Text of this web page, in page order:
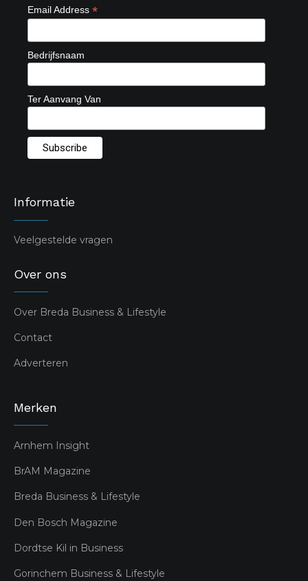
Email Address *
Bedrijfsnaam
Ter Aanvang Van
Informatie
Veelgestelde vragen
Over ons
Over Breda Business & Lifestyle
Contact
Adverteren
Merken
Arnhem Insight
BrAM Magazine
Breda Business & Lifestyle
Den Bosch Magazine
Dordtse Kil in Business
Gorinchem Business & Lifestyle